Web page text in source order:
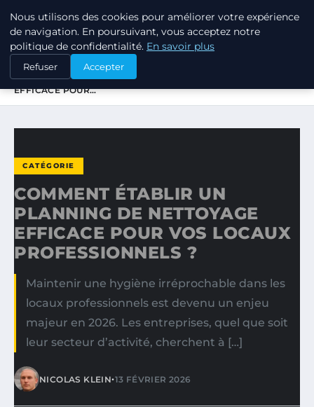
TUEZ-LES TOUS
ACCUEIL
CATÉGORIE
COMMENT ÉTABLIR UN PLANNING DE NETTOYAGE
EFFICACE POUR…
CATÉGORIE
COMMENT ÉTABLIR UN
PLANNING DE NETTOYAGE
EFFICACE POUR VOS LOCAUX
PROFESSIONNELS ?
Maintenir une hygiène irréprochable dans les
locaux professionnels est devenu un enjeu
majeur en 2026. Les entreprises, quel que soit
leur secteur d’activité, cherchent à […]
NICOLAS KLEIN•13 FÉVRIER 2026
Nous utilisons des cookies pour améliorer votre expérience
de navigation. En poursuivant, vous acceptez notre
politique de confidentialité. En savoir plus
Refuser Accepter